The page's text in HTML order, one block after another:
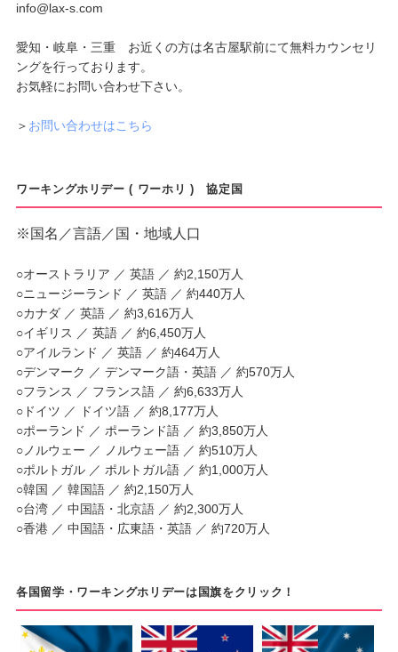
info@lax-s.com
愛知・岐阜・三重 お近くの方は名古屋駅前にて無料カウンセリ
ングを行っております。
お気軽にお問い合わせ下さい。
＞ お問い合わせはこちら
ワーキングホリデー ( ワーホリ ) 協定国
※国名／言語／国・地域人口
○オーストラリア ／ 英語 ／ 約2,150万人
○ニュージーランド ／ 英語 ／ 約440万人
○カナダ ／ 英語 ／ 約3,616万人
○イギリス ／ 英語 ／ 約6,450万人
○アイルランド ／ 英語 ／ 約464万人
○デンマーク ／ デンマーク語・英語 ／ 約570万人
○フランス ／ フランス語 ／ 約6,633万人
○ドイツ ／ ドイツ語 ／ 約8,177万人
○ポーランド ／ ポーランド語 ／ 約3,850万人
○ノルウェー ／ ノルウェー語 ／ 約510万人
○ポルトガル ／ ポルトガル語 ／ 約1,000万人
○韓国 ／ 韓国語 ／ 約2,150万人
○台湾 ／ 中国語・北京語 ／ 約2,300万人
○香港 ／ 中国語・広東語・英語 ／ 約720万人
各国留学・ワーキングホリデーは国旗をクリック！